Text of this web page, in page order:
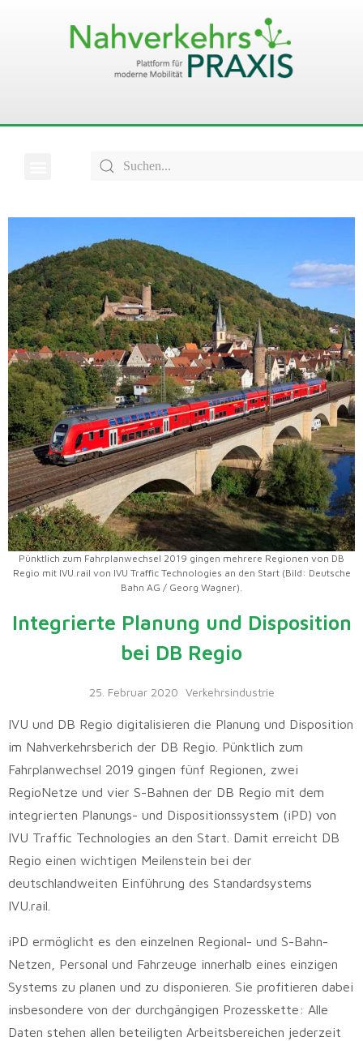
Pünktlich zum Fahrplanwechsel 2019 gingen mehrere Regionen von DB
Regio mit IVU.rail von IVU Traffic Technologies an den Start (Bild: Deutsche
Bahn AG / Georg Wagner).
Integrierte Planung und Disposition
bei DB Regio
25. Februar 2020 Verkehrsindustrie
IVU und DB Regio digitalisieren die Planung und Disposition
im Nahverkehrsberich der DB Regio. Pünktlich zum
Fahrplanwechsel 2019 gingen fünf Regionen, zwei
RegioNetze und vier S-Bahnen der DB Regio mit dem
integrierten Planungs- und Dispositionssystem (iPD) von
IVU Traffic Technologies an den Start. Damit erreicht DB
Regio einen wichtigen Meilenstein bei der
deutschlandweiten Einführung des Standardsystems
IVU.rail.
iPD ermöglicht es den einzelnen Regional- und S-Bahn-
Netzen, Personal und Fahrzeuge innerhalb eines einzigen
Systems zu planen und zu disponieren. Sie profitieren dabei
insbesondere von der durchgängigen Prozesskette: Alle
Daten stehen allen beteiligten Arbeitsbereichen jederzeit